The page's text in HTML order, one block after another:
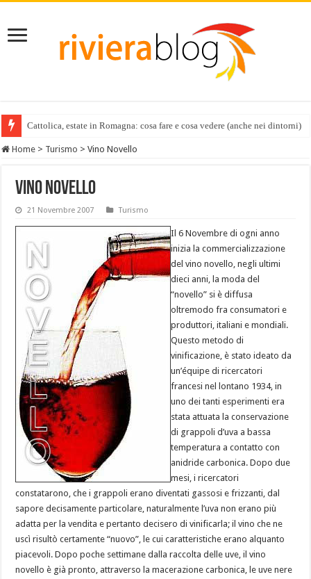
Cattolica, estate in Romagna: cosa fare e cosa vedere (anche nei dintorni)
Home > Turismo > Vino Novello
Vino Novello
21 Novembre 2007 Turismo
Il 6 Novembre di ogni anno
inizia la commercializzazione
del vino novello, negli ultimi
dieci anni, la moda del
“novello” si è diffusa
oltremodo fra consumatori e
produttori, italiani e mondiali.
Questo metodo di
vinificazione, è stato ideato da
un’équipe di ricercatori
francesi nel lontano 1934, in
uno dei tanti esperimenti era
stata attuata la conservazione
di grappoli d’uva a bassa
temperatura a contatto con
anidride carbonica. Dopo due
mesi, i ricercatori
constatarono, che i grappoli erano diventati gassosi e frizzanti, dal
sapore decisamente particolare, naturalmente l’uva non erano più
adatta per la vendita e pertanto decisero di vinificarla; il vino che ne
uscì risultò certamente “nuovo”, le cui caratteristiche erano alquanto
piacevoli. Dopo poche settimane dalla raccolta delle uve, il vino
novello è già pronto, attraverso la macerazione carbonica, le uve nere